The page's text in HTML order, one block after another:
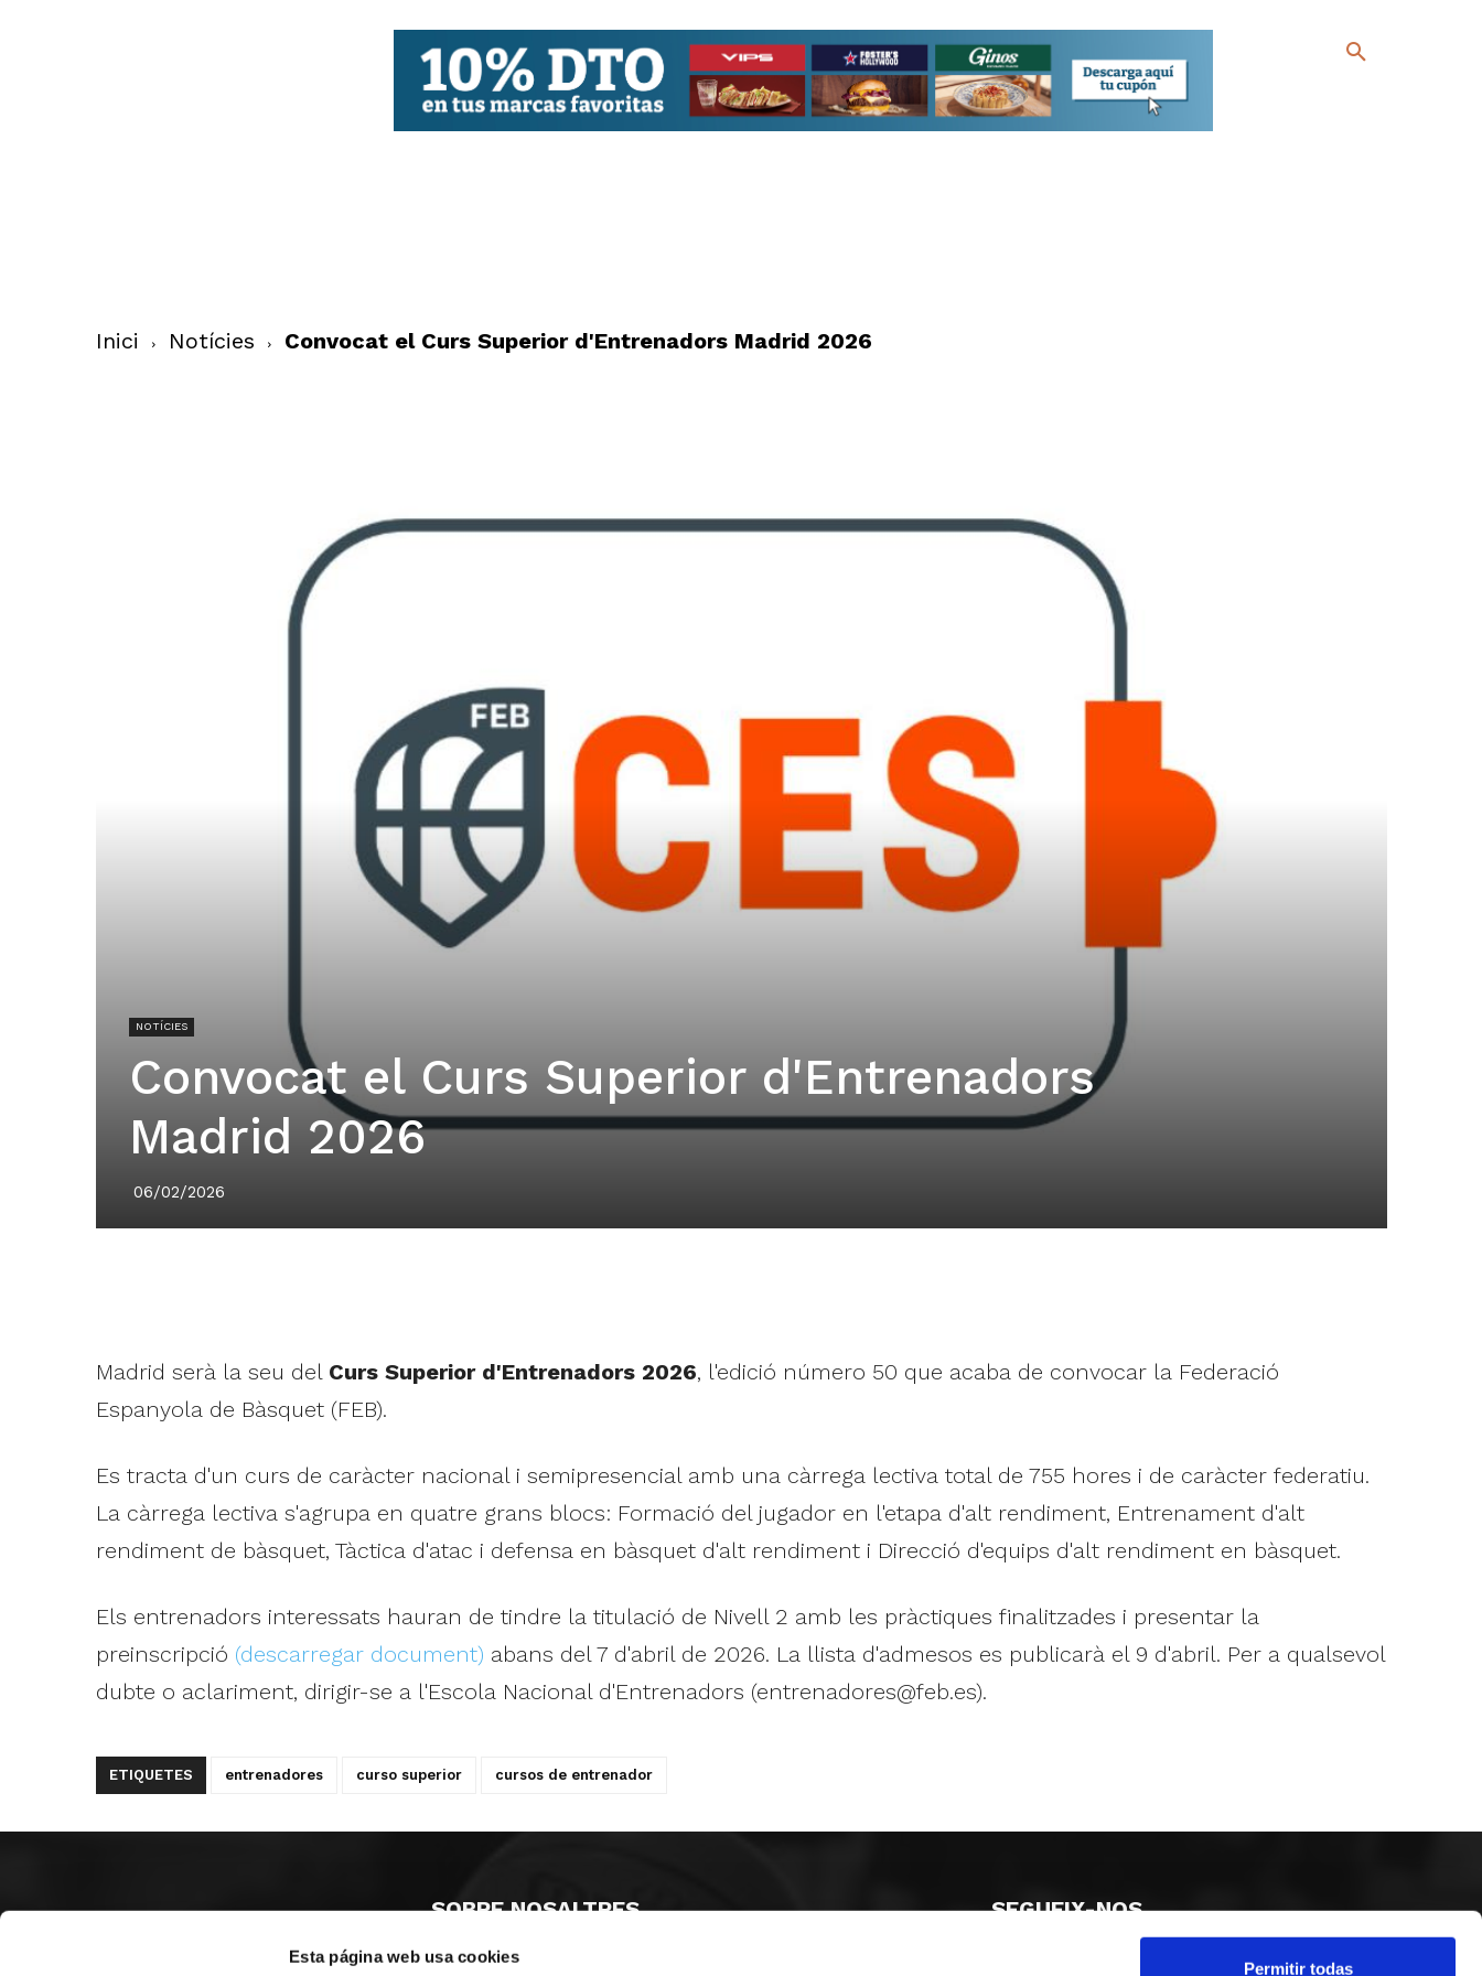
Esta página web usa cookies
Permitir todas
Inici Notícies Convocat el Curs Superior d'Entrenadors Madrid 2026
NOTÍCIES
Convocat el Curs Superior d'Entrenadors
Madrid 2026
06/02/2026
Madrid serà la seu del Curs Superior d'Entrenadors 2026, l'edició número 50 que acaba de convocar la Federació
Espanyola de Bàsquet (FEB).
Es tracta d'un curs de caràcter nacional i semipresencial amb una càrrega lectiva total de 755 hores i de caràcter federatiu.
La càrrega lectiva s'agrupa en quatre grans blocs: Formació del jugador en l'etapa d'alt rendiment, Entrenament d'alt
rendiment de bàsquet, Tàctica d'atac i defensa en bàsquet d'alt rendiment i Direcció d'equips d'alt rendiment en bàsquet.
Els entrenadors interessats hauran de tindre la titulació de Nivell 2 amb les pràctiques finalitzades i presentar la
preinscripció (descarregar document) abans del 7 d'abril de 2026. La llista d'admesos es publicarà el 9 d'abril. Per a qualsevol
dubte o aclariment, dirigir-se a l'Escola Nacional d'Entrenadors (entrenadores@feb.es).
ETIQUETES entrenadores curso superior cursos de entrenador
SOBRE NOSALTRES
CASTELLÓ
SEGUEIX-NOS